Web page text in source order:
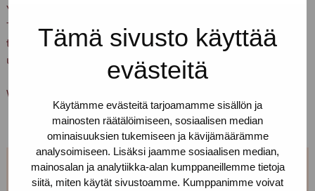
Tämä sivusto käyttää
evästeitä
Käytämme evästeitä tarjoamamme sisällön ja
mainosten räätälöimiseen, sosiaalisen median
ominaisuuksien tukemiseen ja kävijämäärämme
analysoimiseen. Lisäksi jaamme sosiaalisen median,
mainosalan ja analytiikka-alan kumppaneillemme tietoja
siitä, miten käytät sivustoamme. Kumppanimme voivat
You can find our office on Yliopistonkatu 24 A 18, 5th floor.
There is a buzzer downstairs. Press the button “Pro-
tukipiste” and wait, we’ll let you in. If you can’t find us, call
us!
Welcome!
Can't come on Tuesdays?